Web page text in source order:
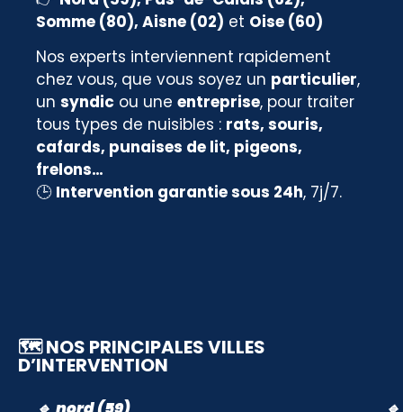
Somme (80), Aisne (02) et Oise (60)
Nos experts interviennent rapidement
chez vous, que vous soyez un particulier,
un syndic ou une entreprise, pour traiter
tous types de nuisibles : rats, souris,
cafards, punaises de lit, pigeons,
frelons…
🕒 Intervention garantie sous 24h, 7j/7.
🗺️ NOS PRINCIPALES VILLES
D’INTERVENTION